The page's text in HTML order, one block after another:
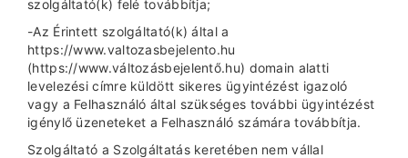
szolgáltató(k) felé továbbítja;
-Az Érintett szolgáltató(k) által a
https://www.valtozasbejelento.hu
(https://www.változásbejelentő.hu) domain alatti
levelezési címre küldött sikeres ügyintézést igazoló
vagy a Felhasználó által szükséges további ügyintézést
igénylő üzeneteket a Felhasználó számára továbbítja.
Szolgáltató a Szolgáltatás keretében nem vállal